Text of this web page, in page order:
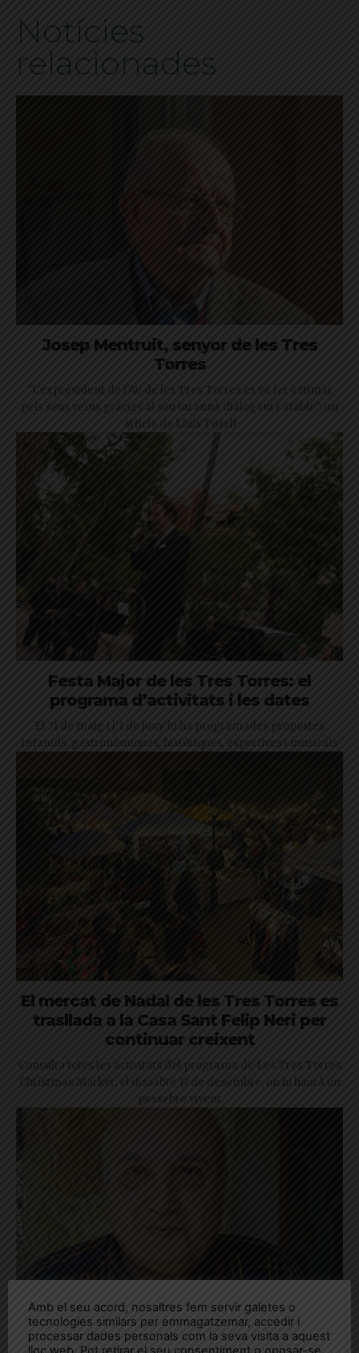
Notícies
relacionades
Josep Mentruit, senyor de les Tres
Torres
"L'expresident de l'AV de les Tres Torres es va fer estimar
pels seus veïns gràcies al seu tarannà dialogant i afable": un
article de Lluís Tusell
Festa Major de les Tres Torres: el
programa d’activitats i les dates
El 31 de maig i l'1 de juny hi ha programades propostes
infantils, gastronòmiques, històriques, esportives i musicals
El mercat de Nadal de les Tres Torres es
trasllada a la Casa Sant Felip Neri per
continuar creixent
Consulta totes les activitats del programa de Les Tres Torres
Christmas Market, el dissabte 17 de desembre, on hi haurà un
pessebre vivent
Amb el seu acord, nosaltres fem servir galetes o
tecnologies similars per emmagatzemar, accedir i
processar dades personals com la seva visita a aquest